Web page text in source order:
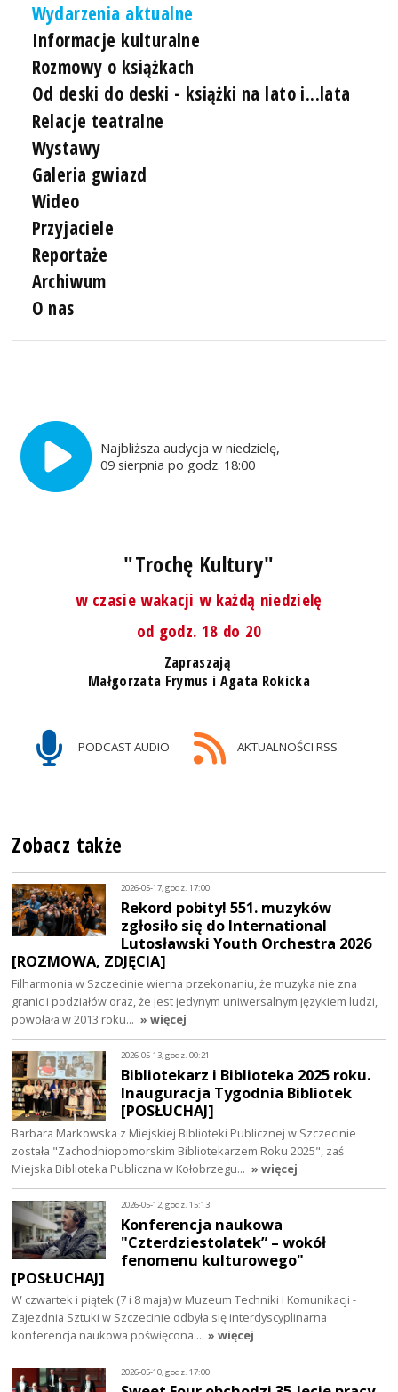
Wydarzenia aktualne
Informacje kulturalne
Rozmowy o książkach
Od deski do deski - książki na lato i...lata
Relacje teatralne
Wystawy
Galeria gwiazd
Wideo
Przyjaciele
Reportaże
Archiwum
O nas
Najbliższa audycja w niedzielę,
09 sierpnia po godz. 18:00
"Trochę Kultury"
w czasie wakacji w każdą niedzielę
od godz. 18 do 20
Zapraszają
Małgorzata Frymus i Agata Rokicka
PODCAST AUDIO AKTUALNOŚCI RSS
Zobacz także
2026-05-17, godz. 17:00
Rekord pobity! 551. muzyków
zgłosiło się do International
Lutosławski Youth Orchestra 2026
[ROZMOWA, ZDJĘCIA]
Filharmonia w Szczecinie wierna przekonaniu, że muzyka nie zna
granic i podziałów oraz, że jest jedynym uniwersalnym językiem ludzi,
powołała w 2013 roku… » więcej
2026-05-13, godz. 00:21
Bibliotekarz i Biblioteka 2025 roku.
Inauguracja Tygodnia Bibliotek
[POSŁUCHAJ]
Barbara Markowska z Miejskiej Biblioteki Publicznej w Szczecinie
została "Zachodniopomorskim Bibliotekarzem Roku 2025", zaś
Miejska Biblioteka Publiczna w Kołobrzegu… » więcej
2026-05-12, godz. 15:13
Konferencja naukowa
"Czterdziestolatek” – wokół
fenomenu kulturowego"
[POSŁUCHAJ]
W czwartek i piątek (7 i 8 maja) w Muzeum Techniki i Komunikacji -
Zajezdnia Sztuki w Szczecinie odbyła się interdyscyplinarna
konferencja naukowa poświęcona… » więcej
2026-05-10, godz. 17:00